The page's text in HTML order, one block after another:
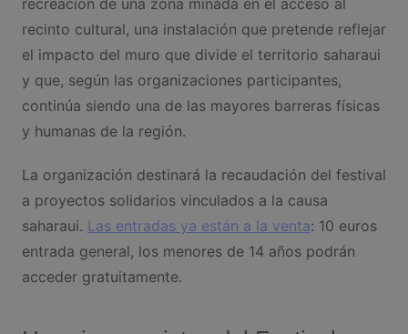
recreación de una zona minada en el acceso al
recinto cultural, una instalación que pretende reflejar
el impacto del muro que divide el territorio saharaui
y que, según las organizaciones participantes,
continúa siendo una de las mayores barreras físicas
y humanas de la región.
La organización destinará la recaudación del festival
a proyectos solidarios vinculados a la causa
saharaui. Las entradas ya están a la venta: 10 euros
entrada general, los menores de 14 años podrán
acceder gratuitamente.